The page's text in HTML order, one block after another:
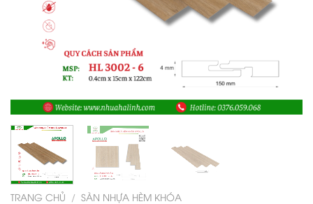
TRANG CHỦ / SÀN NHỰA HÈM KHÓA